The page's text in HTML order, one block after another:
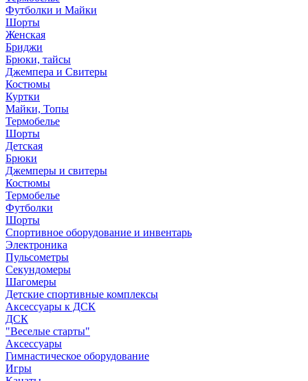
Футболки и Майки
Шорты
Женская
Бриджи
Брюки, тайсы
Джемпера и Свитеры
Костюмы
Куртки
Майки, Топы
Термобелье
Шорты
Детская
Брюки
Джемперы и свитеры
Костюмы
Термобелье
Футболки
Шорты
Спортивное оборудование и инвентарь
Электроника
Пульсометры
Секундомеры
Шагомеры
Детские спортивные комплексы
Аксессуары к ДСК
ДСК
"Веселые старты"
Аксессуары
Гимнастическое оборудование
Игры